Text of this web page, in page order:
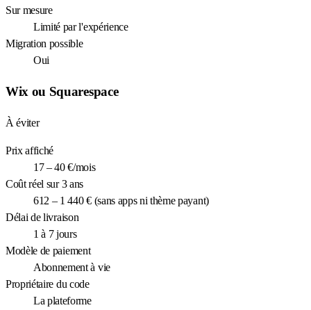
Sur mesure
Limité par l'expérience
Migration possible
Oui
Wix ou Squarespace
À éviter
Prix affiché
17 – 40 €/mois
Coût réel sur 3 ans
612 – 1 440 € (sans apps ni thème payant)
Délai de livraison
1 à 7 jours
Modèle de paiement
Abonnement à vie
Propriétaire du code
La plateforme